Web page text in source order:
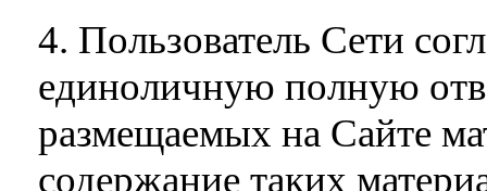
4. Пользователь Сети
единоличную полную
размещаемых на Сайте
содержание таких